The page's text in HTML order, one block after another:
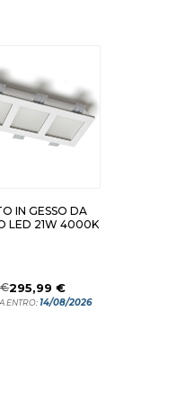
IN GESSO DA
LED 21W 4000K
295,99 €
ENTRO:14/08/2026